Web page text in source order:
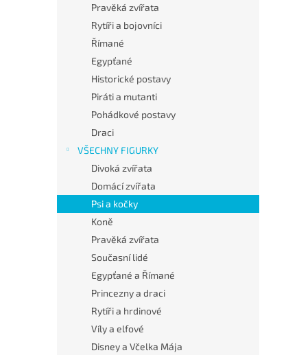
Pravěká zvířata
Rytíři a bojovníci
Římané
Egypťané
Historické postavy
Piráti a mutanti
Pohádkové postavy
Draci
VŠECHNY FIGURKY
Divoká zvířata
Domácí zvířata
Psi a kočky
Koně
Pravěká zvířata
Současní lidé
Egypťané a Římané
Princezny a draci
Rytíři a hrdinové
Víly a elfové
Disney a Včelka Mája